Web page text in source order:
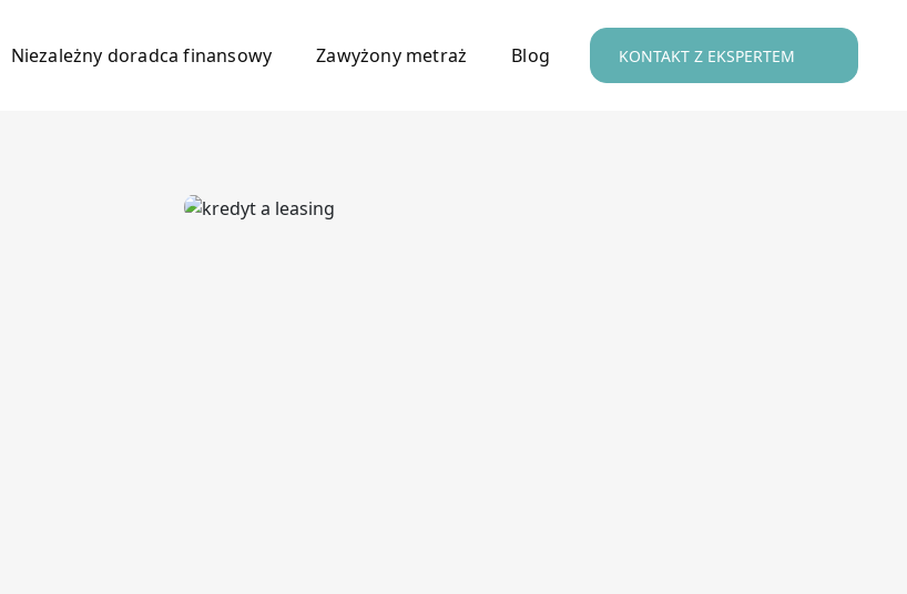
Niezależny doradca finansowy Zawyżony metraż Blog KONTAKT Z EKSPERTEM